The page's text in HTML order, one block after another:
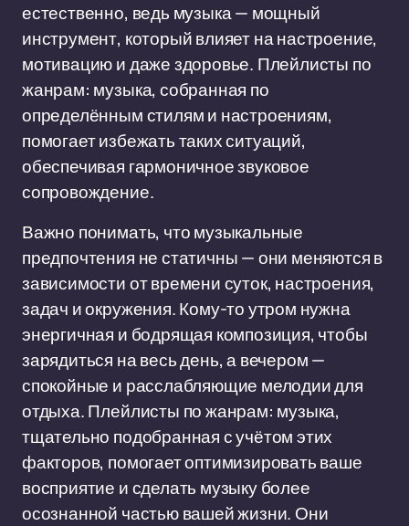
естественно, ведь музыка — мощный
инструмент, который влияет на настроение,
мотивацию и даже здоровье. Плейлисты по
жанрам: музыка, собранная по
определённым стилям и настроениям,
помогает избежать таких ситуаций,
обеспечивая гармоничное звуковое
сопровождение.
Важно понимать, что музыкальные
предпочтения не статичны — они меняются в
зависимости от времени суток, настроения,
задач и окружения. Кому-то утром нужна
энергичная и бодрящая композиция, чтобы
зарядиться на весь день, а вечером —
спокойные и расслабляющие мелодии для
отдыха. Плейлисты по жанрам: музыка,
тщательно подобранная с учётом этих
факторов, помогает оптимизировать ваше
восприятие и сделать музыку более
осознанной частью вашей жизни. Они